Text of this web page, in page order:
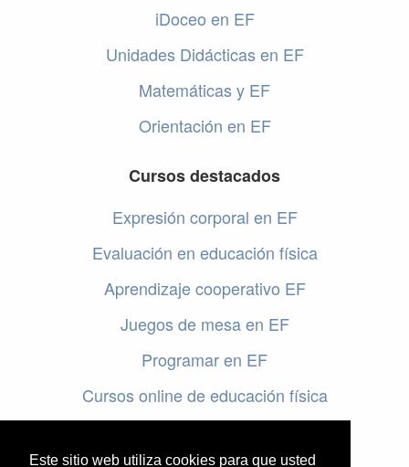
Este sitio web utiliza cookies para que usted
iDoceo en EF
Unidades Didácticas en EF
Matemáticas y EF
Orientación en EF
Cursos destacados
Expresión corporal en EF
Evaluación en educación física
Aprendizaje cooperativo EF
Juegos de mesa en EF
Programar en EF
Cursos online de educación física